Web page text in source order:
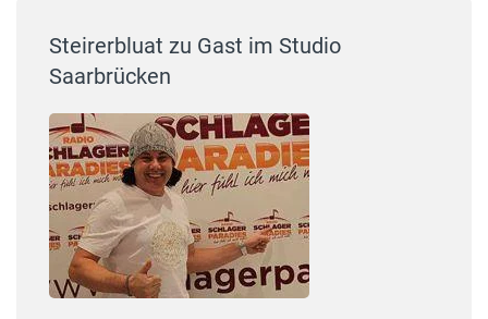
Steirerbluat zu Gast im Studio
Saarbrücken